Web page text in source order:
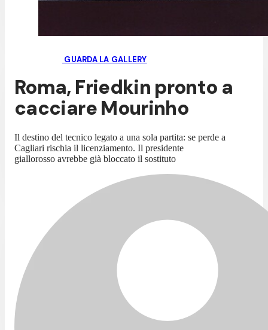
GUARDA LA GALLERY
Roma, Friedkin pronto a
cacciare Mourinho
Il destino del tecnico legato a una sola partita: se perde a
Cagliari rischia il licenziamento. Il presidente
giallorosso avrebbe già bloccato il sostituto